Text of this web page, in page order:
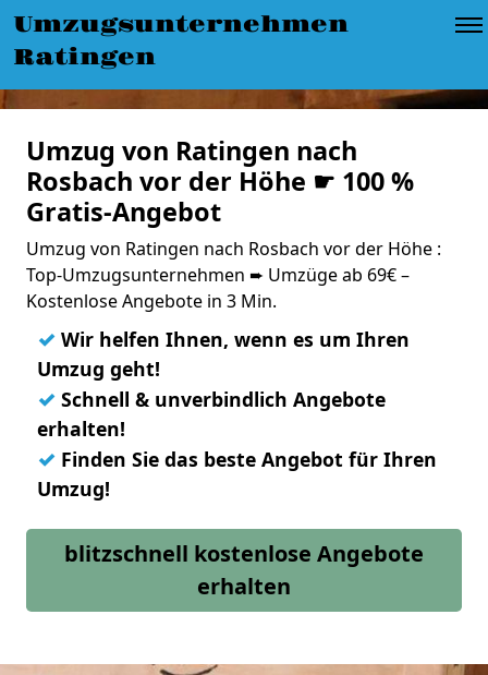
Umzugsunternehmen
Ratingen
Umzug von Ratingen nach
Rosbach vor der Höhe ☛ 100 %
Gratis-Angebot
Umzug von Ratingen nach Rosbach vor der Höhe :
Top-Umzugsunternehmen ➨ Umzüge ab 69€ –
Kostenlose Angebote in 3 Min.
✓ Wir helfen Ihnen, wenn es um Ihren
Umzug geht!
✓ Schnell & unverbindlich Angebote
erhalten!
✓ Finden Sie das beste Angebot für Ihren
Umzug!
blitzschnell kostenlose Angebote
erhalten